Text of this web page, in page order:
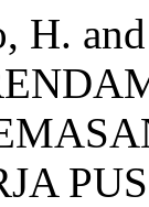
H.